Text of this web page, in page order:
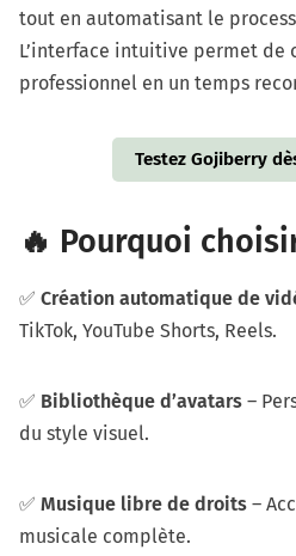
tout en automatisant le
L’interface intuitive permet de
professionnel en un temps
Testez Gojiberry
🔥 Pourquoi
✅ Création automatique de
TikTok, YouTube Shorts, Reels.
✅ Bibliothèque d’avatars –
du style visuel.
✅ Musique libre de droits –
musicale complète.